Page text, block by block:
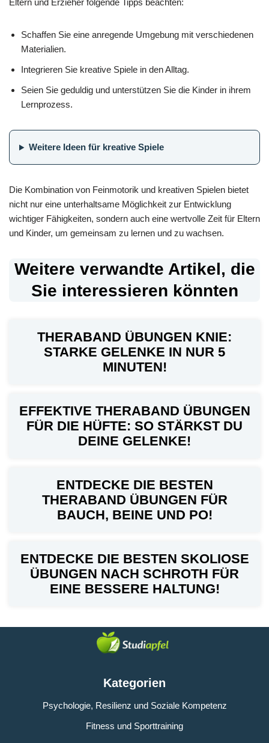
Eltern und Erzieher folgende Tipps beachten:
Schaffen Sie eine anregende Umgebung mit verschiedenen
Materialien.
Integrieren Sie kreative Spiele in den Alltag.
Seien Sie geduldig und unterstützen Sie die Kinder in ihrem
Lernprozess.
Weitere Ideen für kreative Spiele
Die Kombination von Feinmotorik und kreativen Spielen bietet
nicht nur eine unterhaltsame Möglichkeit zur Entwicklung
wichtiger Fähigkeiten, sondern auch eine wertvolle Zeit für Eltern
und Kinder, um gemeinsam zu lernen und zu wachsen.
Weitere verwandte Artikel, die
Sie interessieren könnten
THERABAND ÜBUNGEN KNIE:
STARKE GELENKE IN NUR 5
MINUTEN!
EFFEKTIVE THERABAND ÜBUNGEN
FÜR DIE HÜFTE: SO STÄRKST DU
DEINE GELENKE!
ENTDECKE DIE BESTEN
THERABAND ÜBUNGEN FÜR
BAUCH, BEINE UND PO!
ENTDECKE DIE BESTEN SKOLIOSE
ÜBUNGEN NACH SCHROTH FÜR
EINE BESSERE HALTUNG!
Kategorien
Psychologie, Resilienz und Soziale Kompetenz
Fitness und Sporttraining